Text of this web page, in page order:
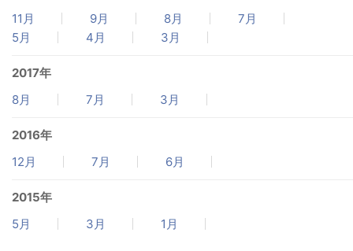
11月
9月 8月
7月
5月
4月 3月
2017年
8月
7月 3月
2016年
12月
7月 6月
2015年
5月
3月 1月